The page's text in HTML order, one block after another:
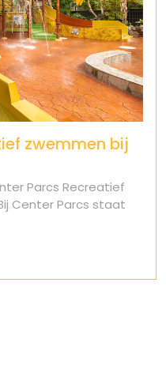
zwemmen bij
Parcs Recreatief
Center Parcs staat